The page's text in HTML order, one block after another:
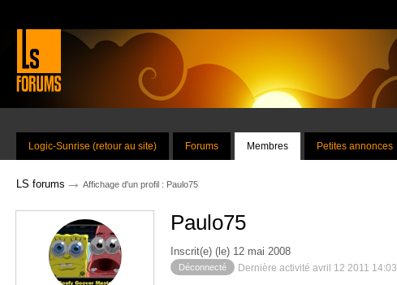
Logic-Sunrise (retour au site) Forums Membres Petites annonces
LS forums → Affichage d'un profil : Paulo75
Paulo75
Inscrit(e) (le) 12 mai 2008
Déconnecté Dernière activité avril 12 2011 14:03